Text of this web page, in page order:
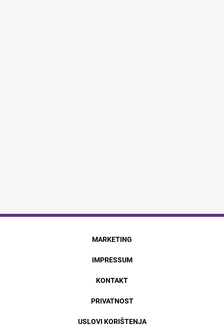
MARKETING
IMPRESSUM
KONTAKT
PRIVATNOST
USLOVI KORIŠTENJA